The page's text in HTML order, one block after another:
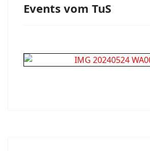
Events vom TuS